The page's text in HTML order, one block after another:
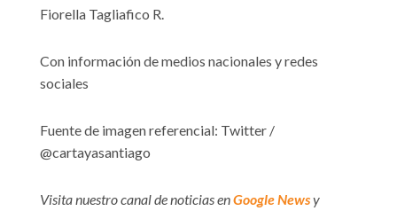
Fiorella Tagliafico R.
Con información de medios nacionales y redes
sociales
Fuente de imagen referencial: Twitter /
@cartayasantiago
Visita nuestro canal de noticias enGoogle Newsy